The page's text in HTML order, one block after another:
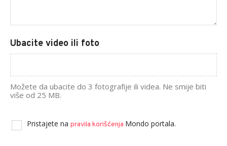
Ubacite video ili foto
Možete da ubacite do 3 fotografije ili videa. Ne smije biti
više od 25 MB.
Pristajete na pravila korišćenja Mondo portala.